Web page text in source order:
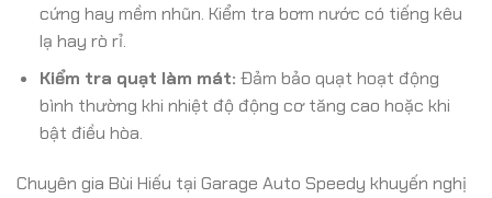
cứng hay mềm nhũn. Kiểm tra bơm nước có tiếng kêu
lạ hay rò rỉ.
Kiểm tra quạt làm mát: Đảm bảo quạt hoạt động
bình thường khi nhiệt độ động cơ tăng cao hoặc khi
bật điều hòa.
Chuyên gia Bùi Hiếu tại Garage Auto Speedy khuyến nghị